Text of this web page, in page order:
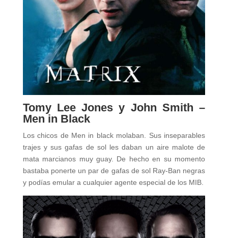
Tomy Lee Jones y John Smith –
Men in Black
Los chicos de Men in black molaban. Sus inseparables
trajes y sus gafas de sol les daban un aire malote de
mata marcianos muy guay. De hecho en su momento
bastaba ponerte un par de gafas de sol Ray-Ban negras
y podías emular a cualquier agente especial de los MIB.